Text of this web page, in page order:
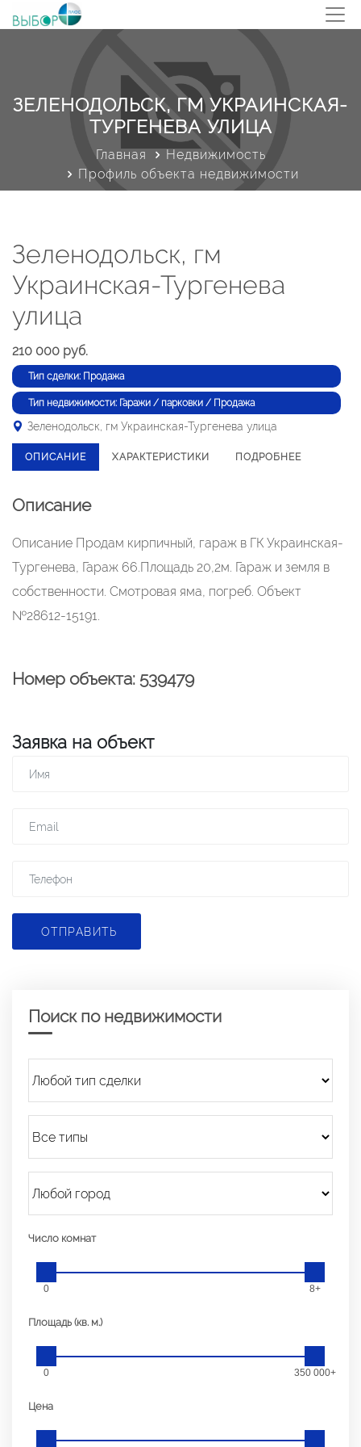
ЗЕЛЕНОДОЛЬСК, ГМ УКРАИНСКАЯ-
ТУРГЕНЕВА УЛИЦА
Главная
Недвижимость
Профиль объекта недвижимости
Зеленодольск, гм
Украинская-Тургенева
улица
210 000 руб.
Тип сделки: Продажа
Тип недвижимости: Гаражи / парковки / Продажа
Зеленодольск, гм Украинская-Тургенева улица
ОПИСАНИЕ ХАРАКТЕРИСТИКИ ПОДРОБНЕЕ
Описание
Описание Продам кирпичный, гараж в ГК Украинская-
Тургенева, Гараж 66.Площадь 20,2м. Гараж и земля в
собственности. Смотровая яма, погреб. Объект
№28612-15191.
Номер объекта: 539479
Заявка на объект
ОТПРАВИТЬ
Поиск по недвижимости
Число комнат
0 8+
Площадь (кв. м.)
0 350 000+
Цена